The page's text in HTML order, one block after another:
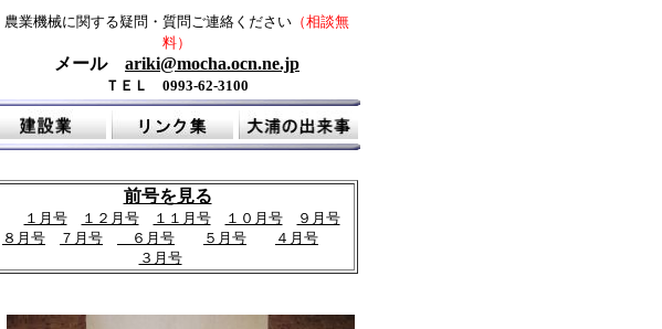
農業機械に関する疑問・質問ご連絡ください （相談無
料）
メール ariki@mocha.ocn.ne.jp
ＴＥＬ 0993-62-3100
前号を見る
１月号 １２月号 １１月号 １０月号
９月号
８月号
７月号 ６月号 ５月号
４月号
３月号